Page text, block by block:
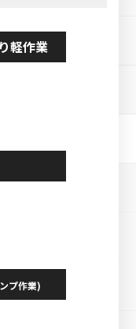
軽作業
プ作業)